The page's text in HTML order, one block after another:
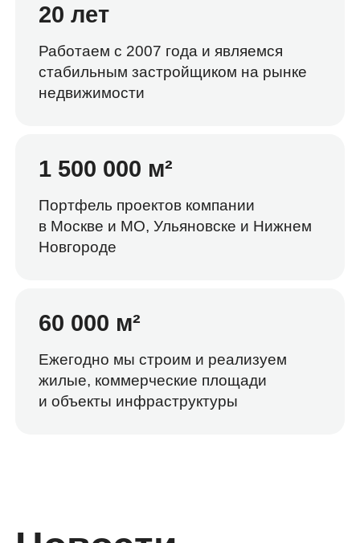
20 лет
Работаем с 2007 года и являемся
стабильным застройщиком на рынке
недвижимости
1 500 000 м²
Портфель проектов компании
в Москве и МО, Ульяновске и Нижнем
Новгороде
60 000 м²
Ежегодно мы строим и реализуем
жилые, коммерческие площади
и объекты инфраструктуры